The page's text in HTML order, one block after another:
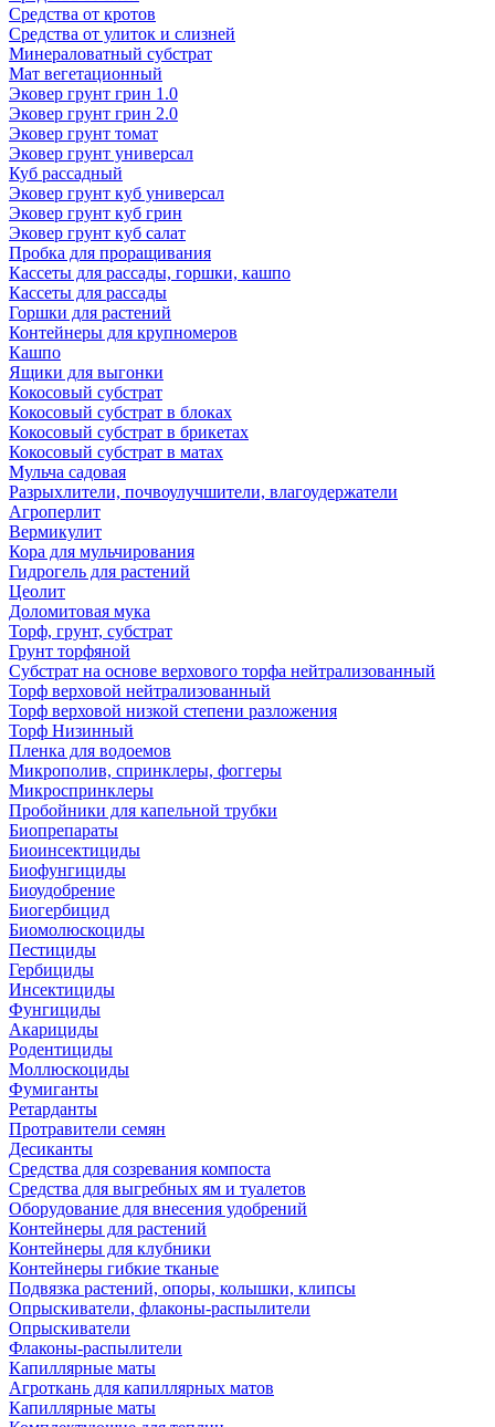
Средства от кротов
Средства от улиток и слизней
Минераловатный субстрат
Мат вегетационный
Эковер грунт грин 1.0
Эковер грунт грин 2.0
Эковер грунт томат
Эковер грунт универсал
Куб рассадный
Эковер грунт куб универсал
Эковер грунт куб грин
Эковер грунт куб салат
Пробка для проращивания
Кассеты для рассады, горшки, кашпо
Кассеты для рассады
Горшки для растений
Контейнеры для крупномеров
Кашпо
Ящики для выгонки
Кокосовый субстрат
Кокосовый субстрат в блоках
Кокосовый субстрат в брикетах
Кокосовый субстрат в матах
Мульча садовая
Разрыхлители, почвоулучшители, влагоудержатели
Агроперлит
Вермикулит
Кора для мульчирования
Гидрогель для растений
Цеолит
Доломитовая мука
Торф, грунт, субстрат
Грунт торфяной
Субстрат на основе верхового торфа нейтрализованный
Торф верховой нейтрализованный
Торф верховой низкой степени разложения
Торф Низинный
Пленка для водоемов
Микрополив, спринклеры, фоггеры
Микроспринклеры
Пробойники для капельной трубки
Биопрепараты
Биоинсектициды
Биофунгициды
Биоудобрение
Биогербицид
Биомолюскоциды
Пестициды
Гербициды
Инсектициды
Фунгициды
Акарициды
Родентициды
Моллюскоциды
Фумиганты
Ретарданты
Протравители семян
Десиканты
Средства для созревания компоста
Средства для выгребных ям и туалетов
Оборудование для внесения удобрений
Контейнеры для растений
Контейнеры для клубники
Контейнеры гибкие тканые
Подвязка растений, опоры, колышки, клипсы
Опрыскиватели, флаконы-распылители
Опрыскиватели
Флаконы-распылители
Капиллярные маты
Агроткань для капиллярных матов
Капиллярные маты